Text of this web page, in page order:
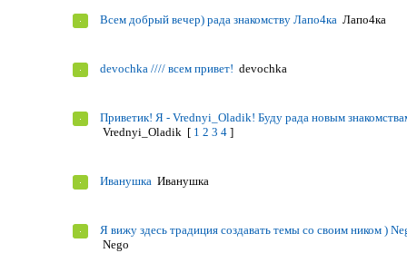
Всем добрый вечер) рада знакомству Лапо4ка Лапо4ка
devochka //// всем привет! devochka
Приветик! Я - Vrednyi_Оladik! Буду рада новым
Vrednyi_Оladik [ 1 2 3 4 ]
Иванушка Иванушка
Я вижу здесь традиция создавать темы со своим ником )
Nego